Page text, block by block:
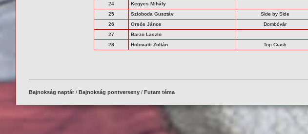
24
Kegyes Mihály
25
Szloboda Gusztáv Side by Side
26
Orsós János Dombóvár
27
Barzo Laszlo
28
Holovatti Zoltán Top Crash
Bajnokság naptár/ Bajnokság pontverseny/ Futam téma